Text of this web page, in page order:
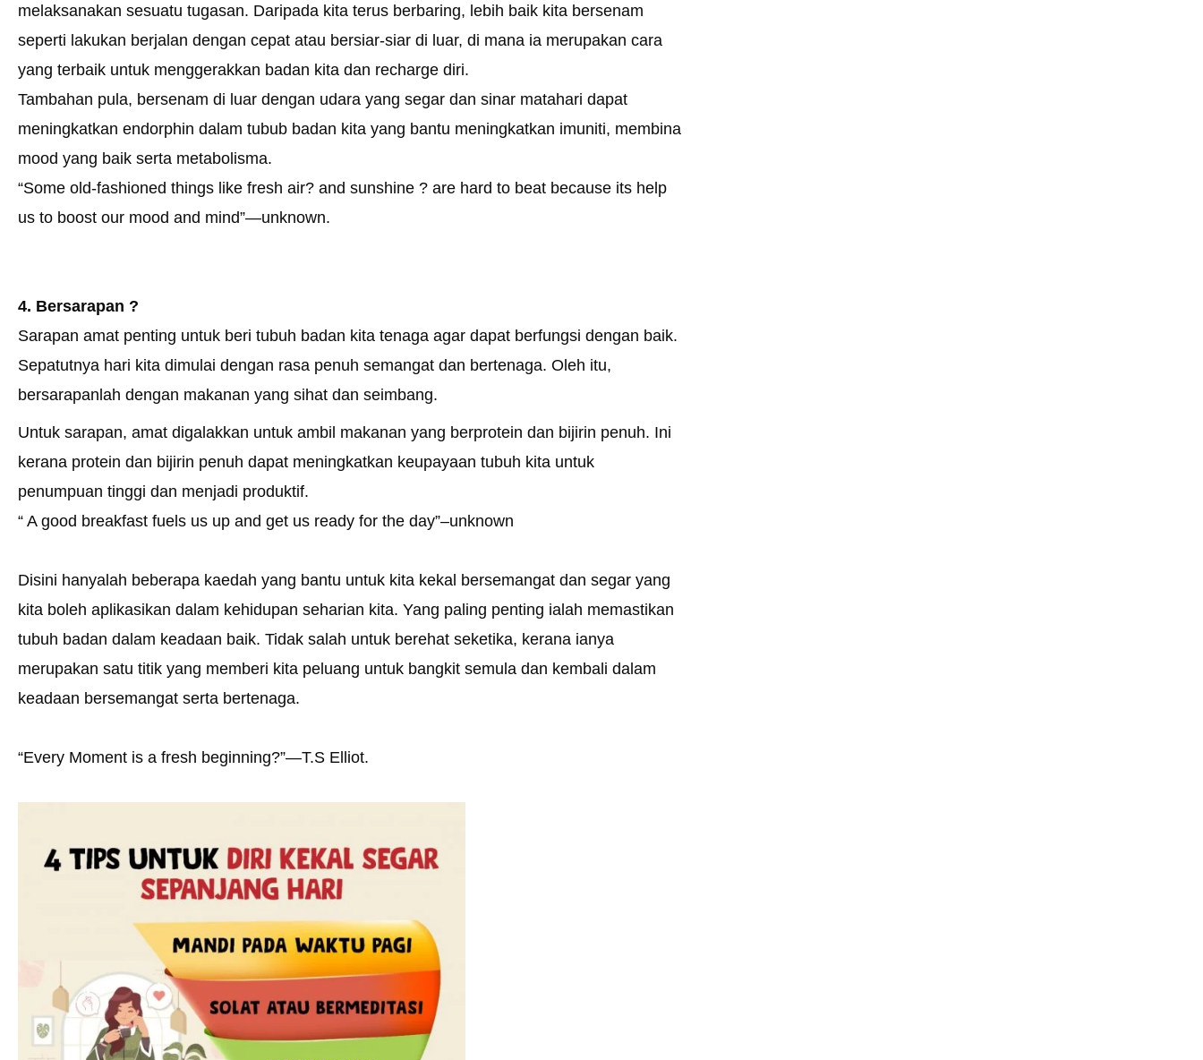
melaksanakan sesuatu tugasan. Daripada kita terus berbaring, lebih baik kita bersenam
seperti lakukan berjalan dengan cepat atau bersiar-siar di luar, di mana ia merupakan cara
yang terbaik untuk menggerakkan badan kita dan recharge diri.
Tambahan pula, bersenam di luar dengan udara yang segar dan sinar matahari dapat
meningkatkan endorphin dalam tubub badan kita yang bantu meningkatkan imuniti, membina
mood yang baik serta metabolisma.
“Some old-fashioned things like fresh air? and sunshine ? are hard to beat because its help
us to boost our mood and mind”—unknown.
4. Bersarapan ?
Sarapan amat penting untuk beri tubuh badan kita tenaga agar dapat berfungsi dengan baik.
Sepatutnya hari kita dimulai dengan rasa penuh semangat dan bertenaga. Oleh itu,
bersarapanlah dengan makanan yang sihat dan seimbang.
Untuk sarapan, amat digalakkan untuk ambil makanan yang berprotein dan bijirin penuh. Ini
kerana protein dan bijirin penuh dapat meningkatkan keupayaan tubuh kita untuk
penumpuan tinggi dan menjadi produktif.
“ A good breakfast fuels us up and get us ready for the day”–unknown
Disini hanyalah beberapa kaedah yang bantu untuk kita kekal bersemangat dan segar yang
kita boleh aplikasikan dalam kehidupan seharian kita. Yang paling penting ialah memastikan
tubuh badan dalam keadaan baik. Tidak salah untuk berehat seketika, kerana ianya
merupakan satu titik yang memberi kita peluang untuk bangkit semula dan kembali dalam
keadaan bersemangat serta bertenaga.
“Every Moment is a fresh beginning?”—T.S Elliot.